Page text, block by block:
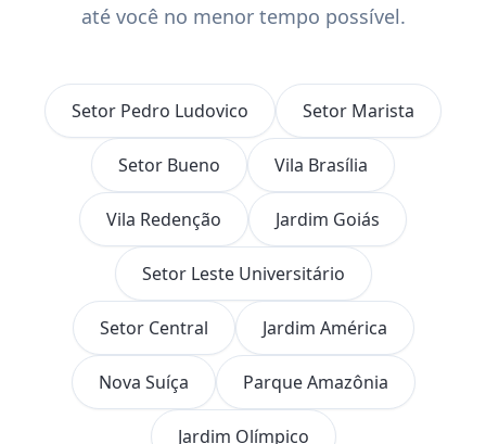
até você no menor tempo possível.
Setor Pedro Ludovico Setor Marista
Setor Bueno Vila Brasília
Vila Redenção Jardim Goiás
Setor Leste Universitário
Setor Central Jardim América
Nova Suíça Parque Amazônia
Jardim Olímpico